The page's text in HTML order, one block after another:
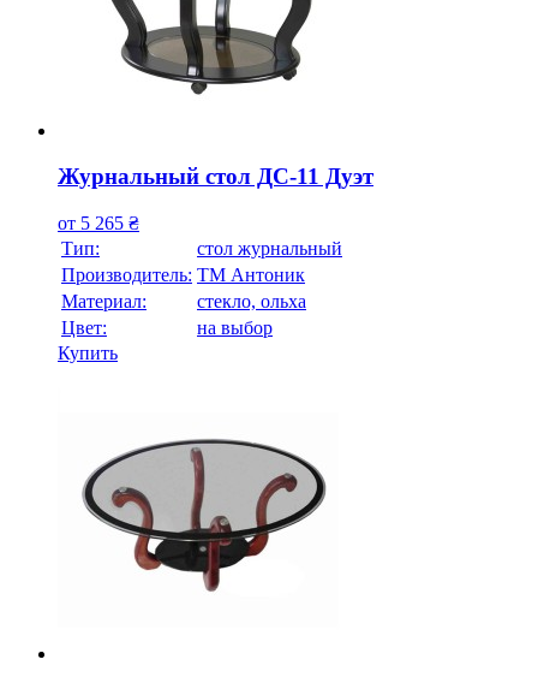
Журнальный стол ДС-11 Дуэт
от 5 265 ₴
Тип:
стол журнальный
Производитель: ТМ Антоник
Материал:
стекло, ольха
Цвет:
на выбор
Купить